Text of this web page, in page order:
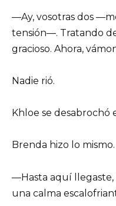
—Ay, vosotras dos
tensión—. Tratando
gracioso. Ahora,
Nadie rió.
Khloe se desabrochó
Brenda hizo lo mismo.
—Hasta aquí
una calma